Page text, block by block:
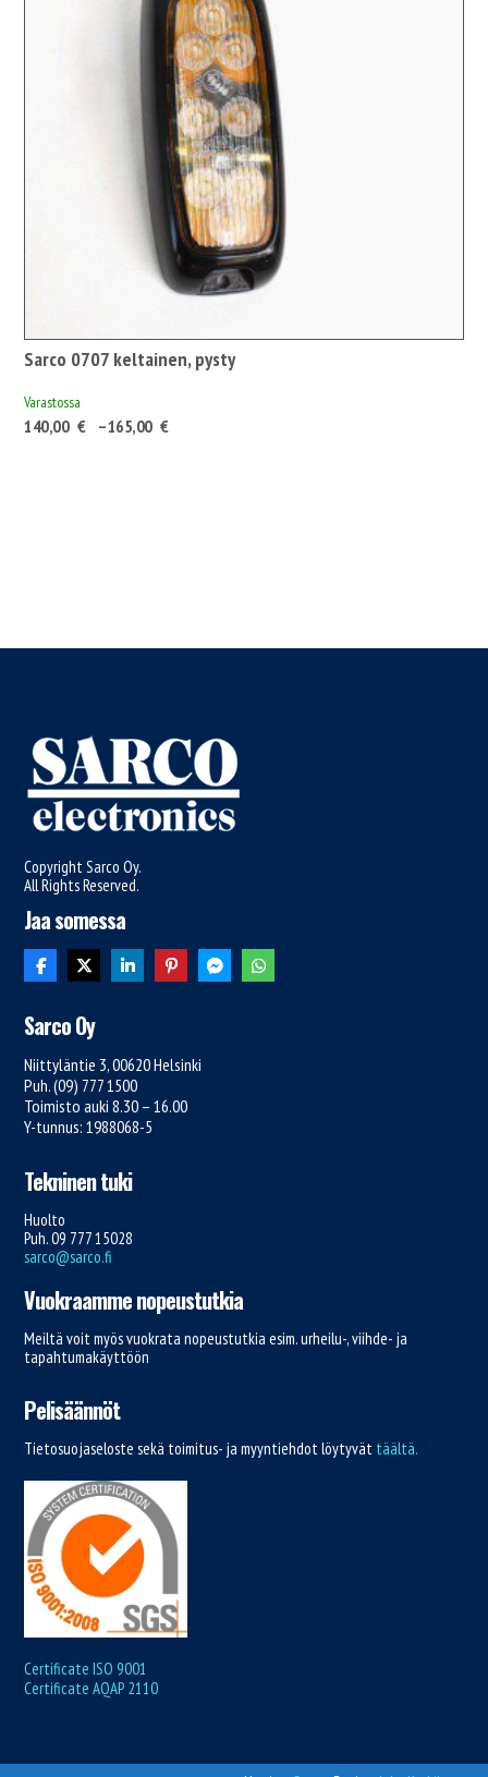
Sarco 0707 keltainen, pysty
Varastossa
140,00 € –165,00 €
Copyright Sarco Oy.
All Rights Reserved.
Jaa somessa
Sarco Oy
Niittyläntie 3, 00620 Helsinki
Puh. (09) 777 1500
Toimisto auki 8.30 – 16.00
Y-tunnus: 1988068-5
Tekninen tuki
Huolto
Puh. 09 777 15028
sarco@sarco.fi
Vuokraamme nopeustutkia
Meiltä voit myös vuokrata nopeustutkia esim. urheilu-, viihde- ja
tapahtumakäyttöön
Pelisäännöt
Tietosuojaseloste sekä toimitus- ja myyntiehdot löytyvät täältä.
Certificate ISO 9001
Certificate AQAP 2110